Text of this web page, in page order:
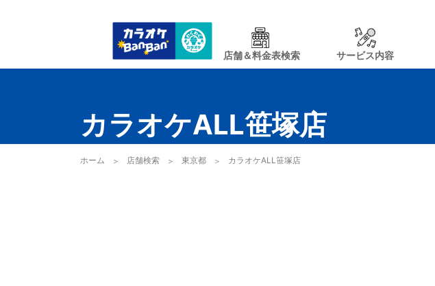
店舗＆料金表検索 サービス内容
カラオケALL笹塚店
ホーム 店舗検索 東京都 カラオケALL笹塚店